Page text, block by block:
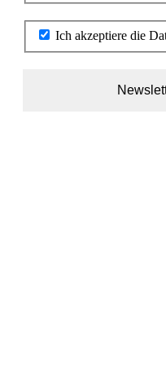
Ich akzeptiere die